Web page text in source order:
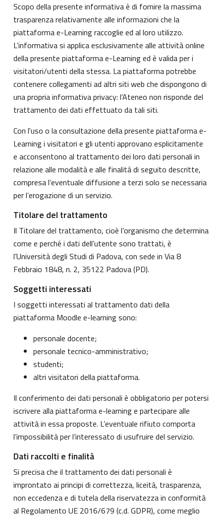
Scopo della presente informativa è di fornire la massima
trasparenza relativamente alle informazioni che la
piattaforma e-Learning raccoglie ed al loro utilizzo.
L’informativa si applica esclusivamente alle attività online
della presente piattaforma e-Learning ed è valida per i
visitatori/utenti della stessa. La piattaforma potrebbe
contenere collegamenti ad altri siti web che dispongono di
una propria informativa privacy: l’Ateneo non risponde del
trattamento dei dati effettuato da tali siti.
Con l'uso o la consultazione della presente piattaforma e-
Learning i visitatori e gli utenti approvano esplicitamente
e acconsentono al trattamento dei loro dati personali in
relazione alle modalità e alle finalità di seguito descritte,
compresa l’eventuale diffusione a terzi solo se necessaria
per l’erogazione di un servizio.
Titolare del trattamento
Il Titolare del trattamento, cioè l’organismo che determina
come e perché i dati dell’utente sono trattati, è
l’Università degli Studi di Padova, con sede in Via 8
Febbraio 1848, n. 2, 35122 Padova (PD).
Soggetti interessati
I soggetti interessati al trattamento dati della
piattaforma Moodle e-learning sono:
personale docente;
personale tecnico-amministrativo;
studenti;
altri visitatori della piattaforma.
Il conferimento dei dati personali è obbligatorio per potersi
iscrivere alla piattaforma e-learning e partecipare alle
attività in essa proposte. L’eventuale rifiuto comporta
l’impossibilità per l’interessato di usufruire del servizio.
Dati raccolti e finalità
Si precisa che il trattamento dei dati personali è
improntato ai principi di correttezza, liceità, trasparenza,
non eccedenza e di tutela della riservatezza in conformità
al Regolamento UE 2016/679 (c.d. GDPR), come meglio